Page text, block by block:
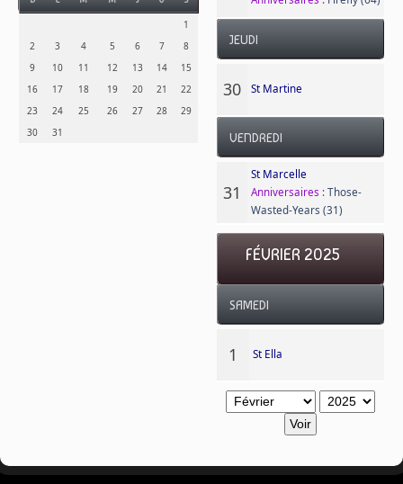
1
2
3 4 5 6 7
8
9
10 11 12 13 14
15
16
17 18 19 20 21
22
23
24 25 26 27 28
29
30
31
JEUDI
30 St Martine
VENDREDI
31
St Marcelle
Anniversaires : Those-
Wasted-Years (31)
FÉVRIER 2025
SAMEDI
1 St Ella